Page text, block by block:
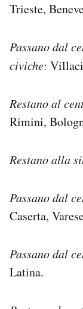
Trieste,
Passano dal
civiche:
Restano al
Rimini,
Restano alla
Passano dal
Caserta,
Passano dal
Latina.